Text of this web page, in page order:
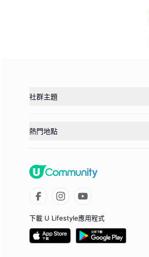
社群主題
熱門地點
下載 U Lifestyle應用程式